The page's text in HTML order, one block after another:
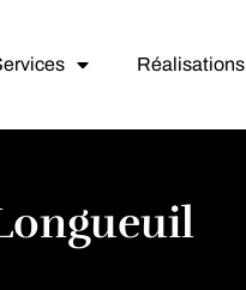
Réalisations